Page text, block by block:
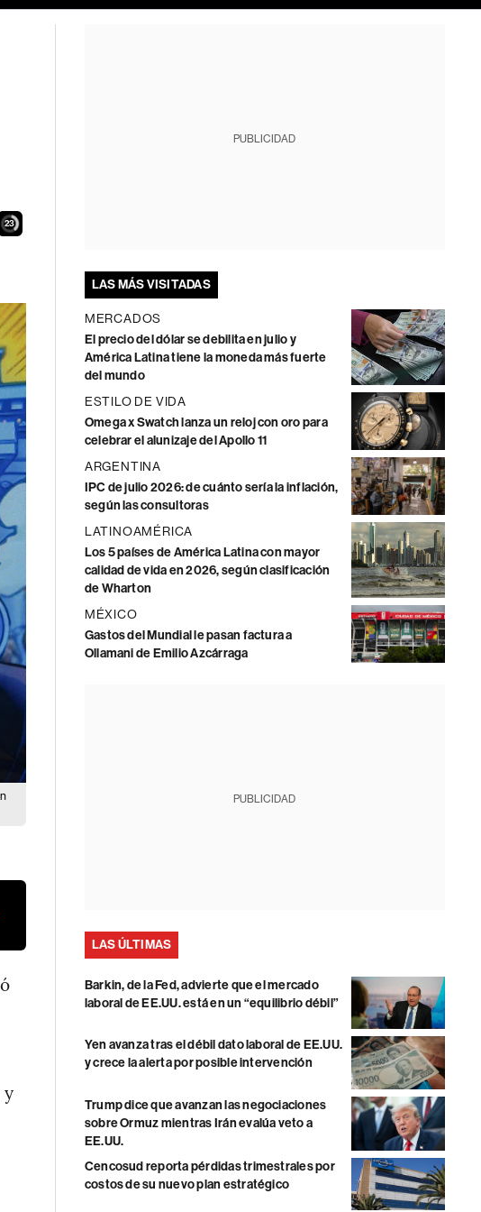
22
y
PUBLICIDAD
LAS MÁS VISITADAS
MERCADOS
El precio del dólar se debilita en julio y
América Latina tiene la moneda más fuerte
del mundo
ESTILO DE VIDA
Omega x Swatch lanza un reloj con oro para
celebrar el alunizaje del Apollo 11
ARGENTINA
IPC de julio 2026: de cuánto sería la inflación,
según las consultoras
LATINOAMÉRICA
Los 5 países de América Latina con mayor
calidad de vida en 2026, según clasificación
de Wharton
MÉXICO
Gastos del Mundial le pasan factura a
Ollamani de Emilio Azcárraga
PUBLICIDAD
LAS ÚLTIMAS
Barkin, de la Fed, advierte que el mercado
laboral de EE.UU. está en un “equilibrio débil”
Yen avanza tras el débil dato laboral de EE.UU.
y crece la alerta por posible intervención
Trump dice que avanzan las negociaciones
sobre Ormuz mientras Irán evalúa veto a
EE.UU.
Cencosud reporta pérdidas trimestrales por
costos de su nuevo plan estratégico